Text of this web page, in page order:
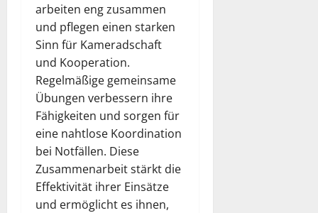
arbeiten eng zusammen
und pflegen einen starken
Sinn für Kameradschaft
und Kooperation.
Regelmäßige gemeinsame
Übungen verbessern ihre
Fähigkeiten und sorgen für
eine nahtlose Koordination
bei Notfällen. Diese
Zusammenarbeit stärkt die
Effektivität ihrer Einsätze
und ermöglicht es ihnen,